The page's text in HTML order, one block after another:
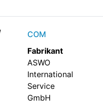
COM
Fabrikant
ASWO
International
Service
GmbH